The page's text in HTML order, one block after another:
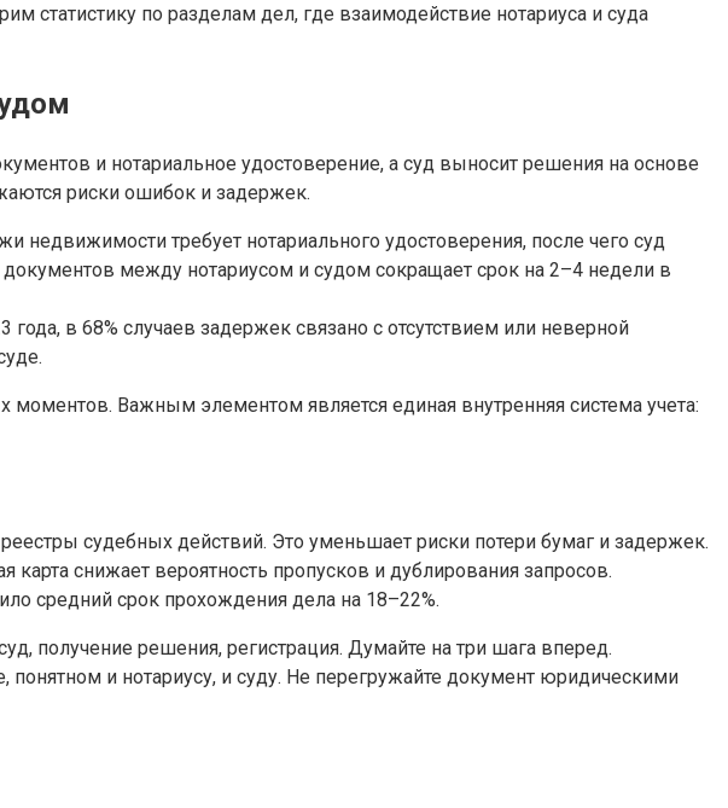
статистику по разделам дел, где взаимодействие нотариуса и суда
и нотариальное удостоверение, а суд выносит решения на основе
риски ошибок и задержек.
требует нотариального удостоверения, после чего суд
между нотариусом и судом сокращает срок на 2–4 недели в
в 68% случаев задержек связано с отсутствием или неверной
моментов. Важным элементом является единая внутренняя система учета:
судебных действий. Это уменьшает риски потери бумаг и задержек.
карта снижает вероятность пропусков и дублирования запросов.
средний срок прохождения дела на 18–22%.
получение решения, регистрация. Думайте на три шага вперед.
и нотариусу, и суду. Не перегружайте документ юридическими